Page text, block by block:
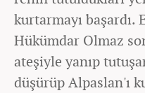
kurtarmayı başardı.
Hükümdar Olmaz
ateşiyle yanıp
düşürüp Alpaslan'ı